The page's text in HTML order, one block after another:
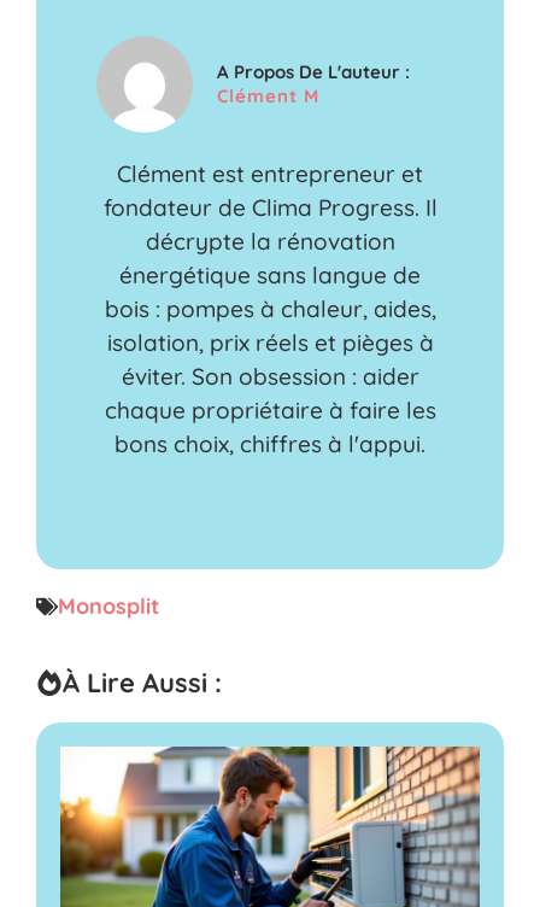
A Propos De L'auteur :
Clément M
Clément est entrepreneur et
fondateur de Clima Progress. Il
décrypte la rénovation
énergétique sans langue de
bois : pompes à chaleur, aides,
isolation, prix réels et pièges à
éviter. Son obsession : aider
chaque propriétaire à faire les
bons choix, chiffres à l'appui.
Monosplit
À Lire Aussi :